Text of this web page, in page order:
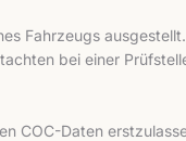
Fahrzeugs
bei einer
COC-Daten